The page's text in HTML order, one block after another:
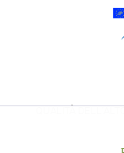
QUALITÀ